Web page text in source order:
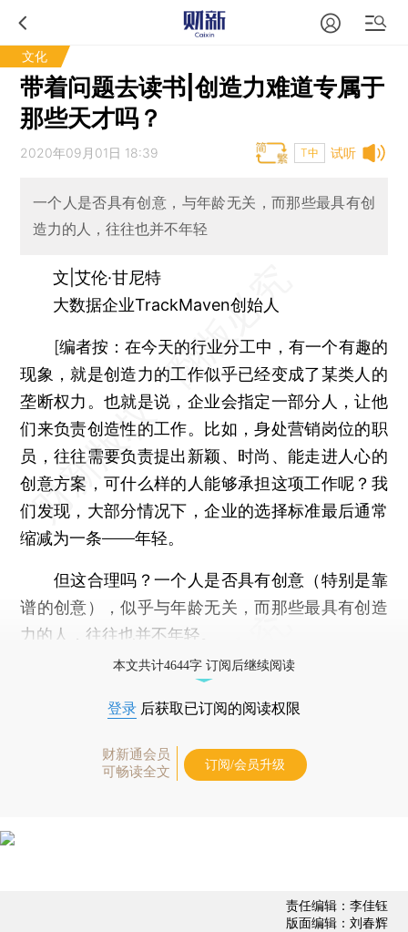
文化
带着问题去读书|创造力难道专属于
那些天才吗？
试听
2020年09月01日 18:39 T中
一个人是否具有创意，与年龄无关，而那些最具有创
造力的人，往往也并不年轻
文|艾伦·甘尼特
大数据企业TrackMaven创始人
[编者按： 在今天的行业分工中，有一个有趣的
现象，就是创造力的工作似乎已经变成了某类人的
垄断权力。也就是说，企业会指定一部分人，让他
们来负责创造性的工作。比如，身处营销岗位的职
员，往往需要负责提出新颖、时尚、能走进人心的
创意方案，可什么样的人能够承担这项工作呢？我
们发现，大部分情况下，企业的选择标准最后通常
缩减为一条——年轻。
但这合理吗？一个人是否具有创意（特别是靠
谱的创意），似乎与年龄无关，而那些最具有创造
力的人，往往也并不年轻。
本文共计4644字 订阅后继续阅读
登录 后获取已订阅的阅读权限
财新通会员
可畅读全文
订阅/会员升级
责任编辑：李佳钰
版面编辑：刘春辉